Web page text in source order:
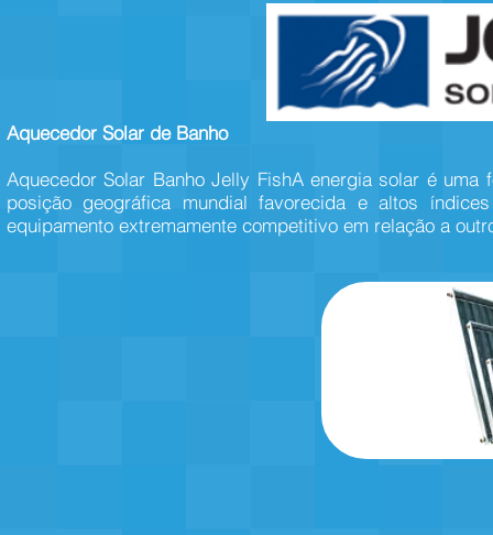
Aquecedor Solar de Banho
Aquecedor Solar Banho Jelly FishA energia solar é
posição geográfica mundial favorecida e altos
equipamento extremamente competitivo em relação a